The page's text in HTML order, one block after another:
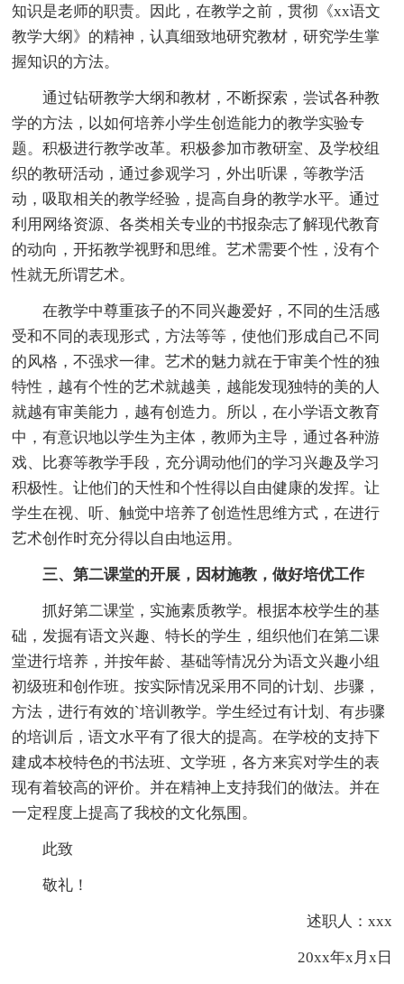
知识是老师的职责。因此，在教学之前，贯彻《xx语文
教学大纲》的精神，认真细致地研究教材，研究学生掌
握知识的方法。
通过钻研教学大纲和教材，不断探索，尝试各种教
学的方法，以如何培养小学生创造能力的教学实验专
题。积极进行教学改革。积极参加市教研室、及学校组
织的教研活动，通过参观学习，外出听课，等教学活
动，吸取相关的教学经验，提高自身的教学水平。通过
利用网络资源、各类相关专业的书报杂志了解现代教育
的动向，开拓教学视野和思维。艺术需要个性，没有个
性就无所谓艺术。
在教学中尊重孩子的不同兴趣爱好，不同的生活感
受和不同的表现形式，方法等等，使他们形成自己不同
的风格，不强求一律。艺术的魅力就在于审美个性的独
特性，越有个性的艺术就越美，越能发现独特的美的人
就越有审美能力，越有创造力。所以，在小学语文教育
中，有意识地以学生为主体，教师为主导，通过各种游
戏、比赛等教学手段，充分调动他们的学习兴趣及学习
积极性。让他们的天性和个性得以自由健康的发挥。让
学生在视、听、触觉中培养了创造性思维方式，在进行
艺术创作时充分得以自由地运用。
三、第二课堂的开展，因材施教，做好培优工作
抓好第二课堂，实施素质教学。根据本校学生的基
础，发掘有语文兴趣、特长的学生，组织他们在第二课
堂进行培养，并按年龄、基础等情况分为语文兴趣小组
初级班和创作班。按实际情况采用不同的计划、步骤，
方法，进行有效的`培训教学。学生经过有计划、有步骤
的培训后，语文水平有了很大的提高。在学校的支持下
建成本校特色的书法班、文学班，各方来宾对学生的表
现有着较高的评价。并在精神上支持我们的做法。并在
一定程度上提高了我校的文化氛围。
此致
敬礼！
述职人：xxx
20xx年x月x日